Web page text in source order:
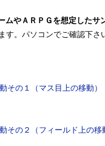
ムやＡＲＰＧを想定したサ
す。パソコンでご確認下さ
その１（マス目上の移動）
その２（フィールド上の移